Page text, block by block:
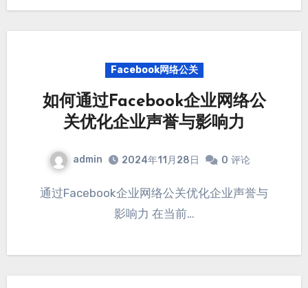
Facebook网络公关
如何通过Facebook企业网络公
关优化企业声誉与影响力
admin 2024年11月28日 0 评论
通过Facebook企业网络公关优化企业声誉与
影响力 在当前…